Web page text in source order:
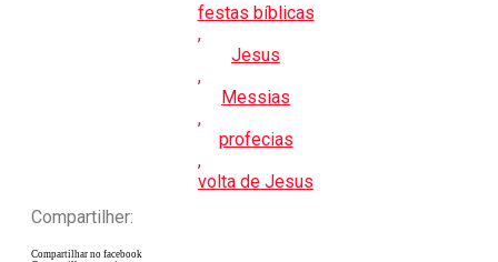
festas bíblicas
,
Jesus
,
Messias
,
profecias
,
volta de Jesus
Compartilher:
Compartilhar no facebook